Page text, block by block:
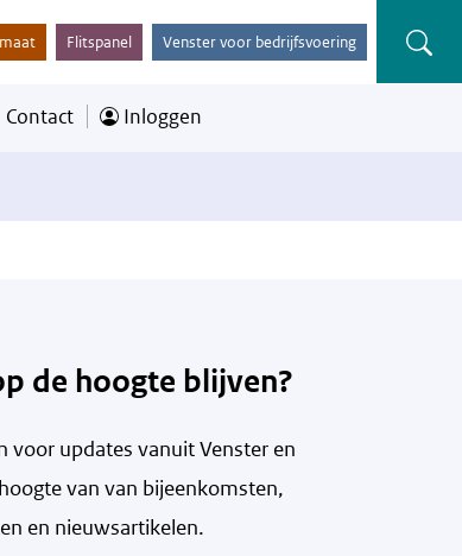
Flitspanel Venster voor bedrijfsvoering
Contact Inloggen
de hoogte blijven?
voor updates vanuit Venster en
van van bijeenkomsten,
en nieuwsartikelen.